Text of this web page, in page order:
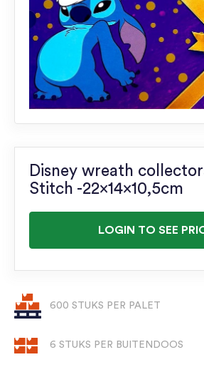
Disney wreath
Stitch -22x14x10,5cm
LOGIN TO SEE
600 STUKS PER PALET
6 STUKS PER BUITENDOOS